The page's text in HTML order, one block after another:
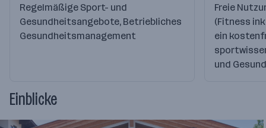
Regelmäßige Sport- und
Gesundheitsangebote, Betriebliches
Gesundheitsmanagement
Freie
(Fitness
ein
und
Einblicke